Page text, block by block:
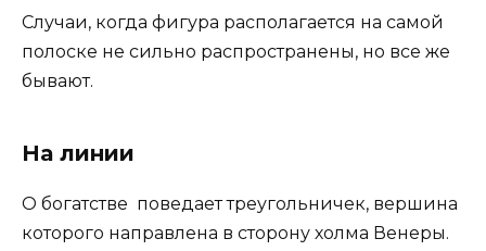
Случаи, когда фигура располагается на самой
полоске не сильно распространены, но все же
бывают.
На линии
О богатстве поведает треугольничек, вершина
которого направлена в сторону холма Венеры.